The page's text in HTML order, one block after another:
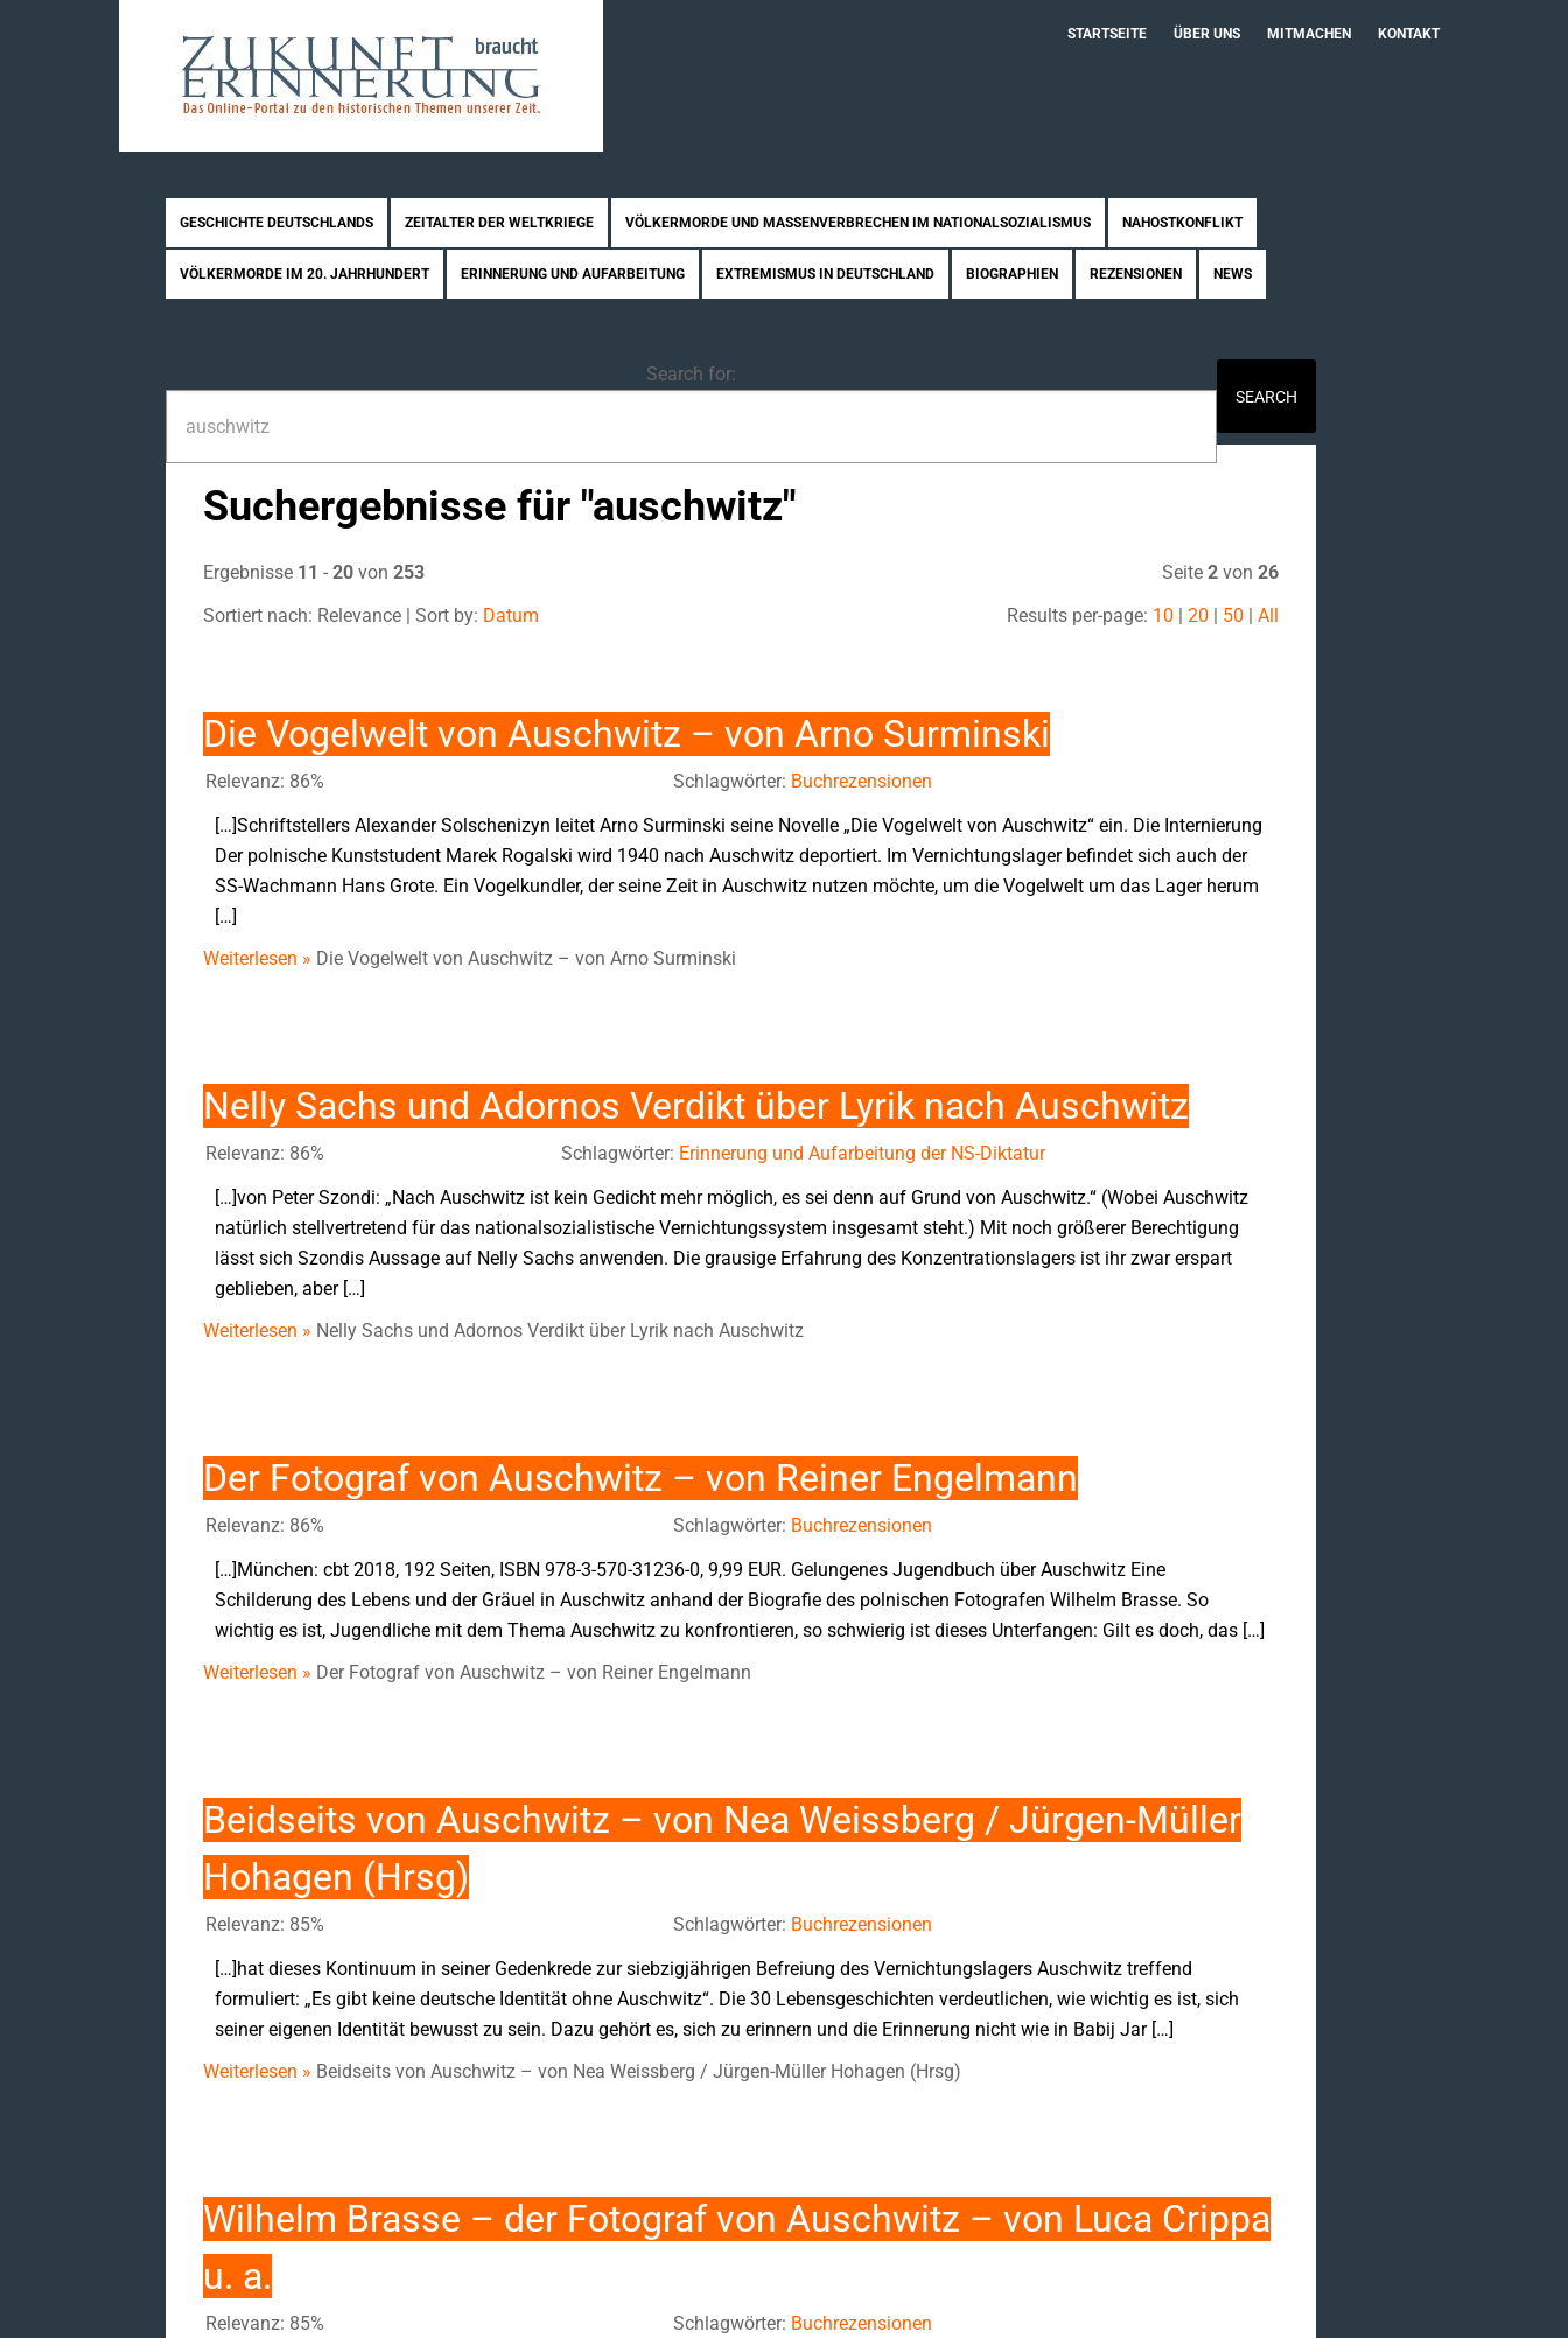
STARTSEITE ÜBER UNS MITMACHEN KONTAKT
GESCHICHTE DEUTSCHLANDS ZEITALTER DER WELTKRIEGE VÖLKERMORDE UND MASSENVERBRECHEN IM NATIONALSOZIALISMUS NAHOSTKONFLIKT
VÖLKERMORDE IM 20. JAHRHUNDERT ERINNERUNG UND AUFARBEITUNG EXTREMISMUS IN DEUTSCHLAND BIOGRAPHIEN REZENSIONEN NEWS
Search for:
Suchergebnisse für "auschwitz"
Ergebnisse 11 - 20 von 253 Seite 2 von 26
Sortiert nach: Relevance | Sort by: Datum Results per-page: 10 | 20 | 50 | All
Die Vogelwelt von Auschwitz – von Arno Surminski
Relevanz: 86% Schlagwörter: Buchrezensionen
[…]Schriftstellers Alexander Solschenizyn leitet Arno Surminski seine Novelle „Die Vogelwelt von Auschwitz“ ein. Die Internierung
Der polnische Kunststudent Marek Rogalski wird 1940 nach Auschwitz deportiert. Im Vernichtungslager befindet sich auch der
SS-Wachmann Hans Grote. Ein Vogelkundler, der seine Zeit in Auschwitz nutzen möchte, um die Vogelwelt um das Lager herum
[…]
Weiterlesen » Die Vogelwelt von Auschwitz – von Arno Surminski
Nelly Sachs und Adornos Verdikt über Lyrik nach Auschwitz
Relevanz: 86% Schlagwörter: Erinnerung und Aufarbeitung der NS-Diktatur
[…]von Peter Szondi: „Nach Auschwitz ist kein Gedicht mehr möglich, es sei denn auf Grund von Auschwitz.“ (Wobei Auschwitz
natürlich stellvertretend für das nationalsozialistische Vernichtungssystem insgesamt steht.) Mit noch größerer Berechtigung
lässt sich Szondis Aussage auf Nelly Sachs anwenden. Die grausige Erfahrung des Konzentrationslagers ist ihr zwar erspart
geblieben, aber […]
Weiterlesen » Nelly Sachs und Adornos Verdikt über Lyrik nach Auschwitz
Der Fotograf von Auschwitz – von Reiner Engelmann
Relevanz: 86% Schlagwörter: Buchrezensionen
[…]München: cbt 2018, 192 Seiten, ISBN 978-3-570-31236-0, 9,99 EUR. Gelungenes Jugendbuch über Auschwitz Eine
Schilderung des Lebens und der Gräuel in Auschwitz anhand der Biografie des polnischen Fotografen Wilhelm Brasse. So
wichtig es ist, Jugendliche mit dem Thema Auschwitz zu konfrontieren, so schwierig ist dieses Unterfangen: Gilt es doch, das […]
Weiterlesen » Der Fotograf von Auschwitz – von Reiner Engelmann
Beidseits von Auschwitz – von Nea Weissberg / Jürgen-Müller
Hohagen (Hrsg)
Relevanz: 85% Schlagwörter: Buchrezensionen
[…]hat dieses Kontinuum in seiner Gedenkrede zur siebzigjährigen Befreiung des Vernichtungslagers Auschwitz treffend
formuliert: „Es gibt keine deutsche Identität ohne Auschwitz“. Die 30 Lebensgeschichten verdeutlichen, wie wichtig es ist, sich
seiner eigenen Identität bewusst zu sein. Dazu gehört es, sich zu erinnern und die Erinnerung nicht wie in Babij Jar […]
Weiterlesen » Beidseits von Auschwitz – von Nea Weissberg / Jürgen-Müller Hohagen (Hrsg)
Wilhelm Brasse – der Fotograf von Auschwitz – von Luca Crippa
u. a.
Relevanz: 85% Schlagwörter: Buchrezensionen